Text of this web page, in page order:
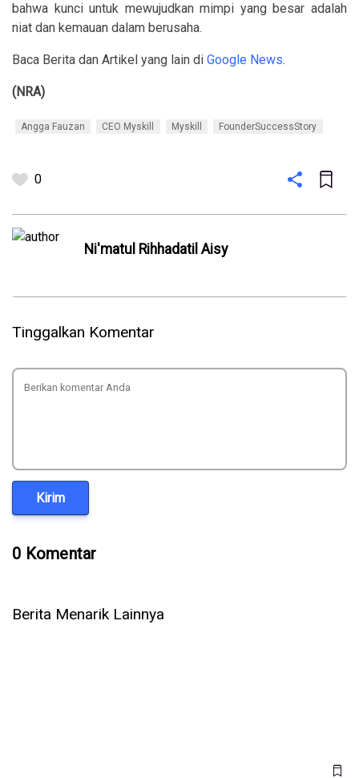
bahwa kunci untuk mewujudkan mimpi yang besar adalah
niat dan kemauan dalam berusaha.
Baca Berita dan Artikel yang lain di Google News.
(NRA)
Angga Fauzan CEO Myskill Myskill FounderSuccessStory
0
Ni'matul Rihhadatil Aisy
Tinggalkan Komentar
Kirim
0 Komentar
Berita Menarik Lainnya